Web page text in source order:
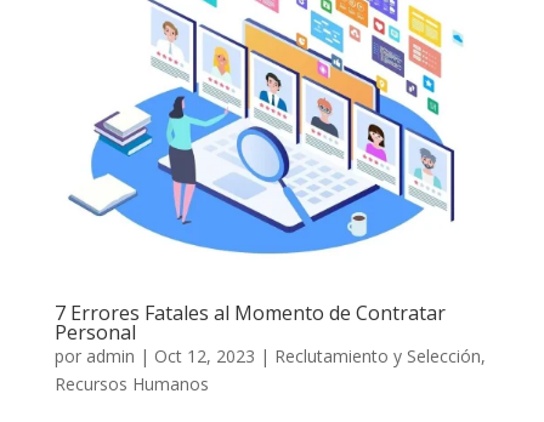
7 Errores Fatales al Momento de Contratar
Personal
por admin | Oct 12, 2023 | Reclutamiento y Selección,
Recursos Humanos